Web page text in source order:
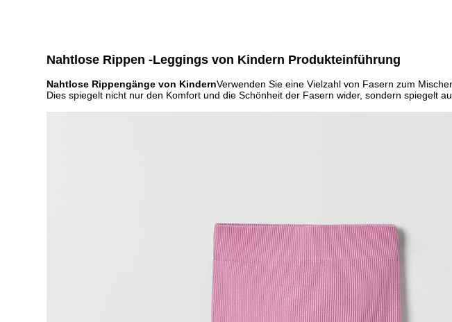
Nahtlose Rippen -Leggings von Kindern Produkteinführung
Nahtlose Rippengänge von KindernVerwenden Sie eine Vielzahl von Fasern zum
Dies spiegelt nicht nur den Komfort und die Schönheit der Fasern wider, sondern spiegelt